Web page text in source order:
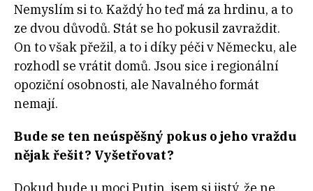
Nemyslím si to. Každý ho teď má za hrdinu, a to
ze dvou důvodů. Stát se ho pokusil zavraždit.
On to však přežil, a to i díky péči v Německu, ale
rozhodl se vrátit domů. Jsou sice i regionální
opoziční osobnosti, ale Navalného formát
nemají.
Bude se ten neúspěšný pokus o jeho vraždu
nějak řešit? Vyšetřovat?
Dokud bude u moci Putin, jsem si jistý, že ne.